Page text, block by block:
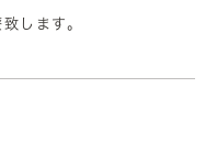
します。